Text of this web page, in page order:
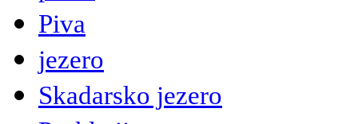
Piva
jezero
Skadarsko jezero